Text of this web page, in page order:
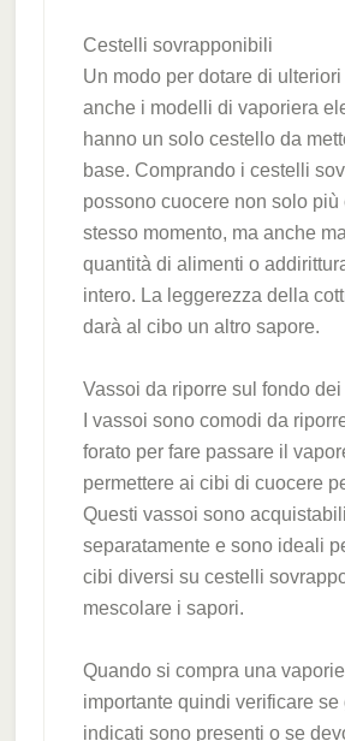
Cestelli sovrapponibili
Un modo per dotare di
anche i modelli di vaporiera
hanno un solo cestello da
base. Comprando i cestelli
possono cuocere non solo
stesso momento, ma anche
quantità di alimenti o
intero. La leggerezza della
darà al cibo un altro sapore.
Vassoi da riporre sul fondo
I vassoi sono comodi da
forato per fare passare il
permettere ai cibi di cuocere
Questi vassoi sono acquistabili
separatamente e sono ideali
cibi diversi su cestelli
mescolare i sapori.
Quando si compra una
importante quindi verificare se
indicati sono presenti o se